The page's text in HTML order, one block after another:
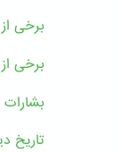
برخی
برخی از
بشارات
تاریخ